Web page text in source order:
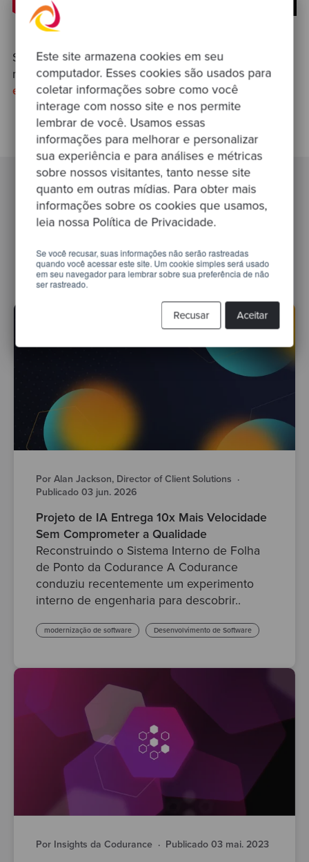
Este site armazena cookies em seu
computador. Esses cookies são usados para
coletar informações sobre como você
interage com nosso site e nos permite
lembrar de você. Usamos essas
informações para melhorar e personalizar
sua experiência e para análises e métricas
sobre nossos visitantes, tanto nesse site
quanto em outras mídias. Para obter mais
informações sobre os cookies que usamos,
leia nossa Política de Privacidade.
Se você recusar, suas informações não serão rastreadas
quando você acessar este site. Um cookie simples será usado
em seu navegador para lembrar sobre sua preferência de não
ser rastreado.
Aceitar
Recusar
Siga desde a criação de uma estratégia de
modernização de software atéa compreensão das
estratégias para tornar seu software fácil de mudar
Publicações relacionadas
Por Alan Jackson, Director of Client Solutions ·
Publicado 03 jun. 2026
Projeto de IA Entrega 10x Mais Velocidade
Sem Comprometer a Qualidade
Reconstruindo o Sistema Interno de Folha
de Ponto da Codurance A Codurance
conduziu recentemente um experimento
interno de engenharia para descobrir..
modernização de software Desenvolvimento de Software
Por Insights da Codurance · Publicado 03 mai. 2023